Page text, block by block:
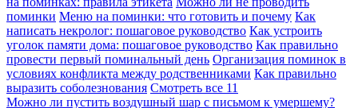
поминки Меню на поминки: что готовить и почему Как
написать некролог: пошаговое руководство Как устроить
уголок памяти дома: пошаговое руководство Как правильно
провести первый поминальный день Организация поминок в
условиях конфликта между родственниками Как правильно
выразить соболезнования Смотреть все 11
Можно ли пустить воздушный шар с письмом к умершему?